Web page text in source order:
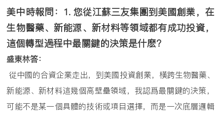
美中時報問： 1. 您從江蘇三友集團到美國創業，在
生物醫藥、新能源、新材料等領域都有成功投資，
這個轉型過程中最關鍵的決策是什麽？
盛東林答：
從中國的合資企業走出，到美國投資創業，橫跨生物醫藥、
新能源、新材料這幾個高壁壘領域，我認爲最關鍵的決策，
可能不是某一個具體的技術或項目選擇，而是一次底層邏輯